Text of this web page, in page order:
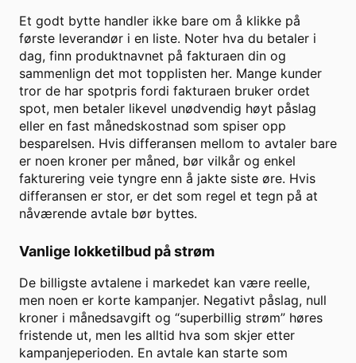
Et godt bytte handler ikke bare om å klikke på
første leverandør i en liste. Noter hva du betaler i
dag, finn produktnavnet på fakturaen din og
sammenlign det mot topplisten her. Mange kunder
tror de har spotpris fordi fakturaen bruker ordet
spot, men betaler likevel unødvendig høyt påslag
eller en fast månedskostnad som spiser opp
besparelsen. Hvis differansen mellom to avtaler bare
er noen kroner per måned, bør vilkår og enkel
fakturering veie tyngre enn å jakte siste øre. Hvis
differansen er stor, er det som regel et tegn på at
nåværende avtale bør byttes.
Vanlige lokketilbud på strøm
De billigste avtalene i markedet kan være reelle,
men noen er korte kampanjer. Negativt påslag, null
kroner i månedsavgift og “superbillig strøm” høres
fristende ut, men les alltid hva som skjer etter
kampanjeperioden. En avtale kan starte som